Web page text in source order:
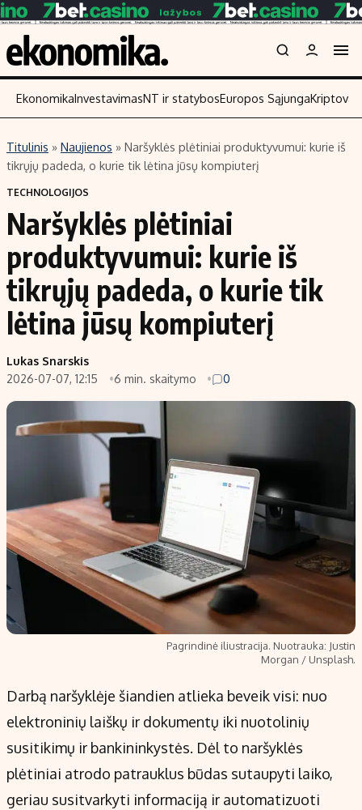
Turinys
Naujienos
Aplinka
Energetika
Ekonomika
Politika
NT ir statybos
Skaitykite
Įmonės
Žemės ūkis
Technologijos
Laisvalaikis
Investavimas
Kriptovaliutos
Infliacija
Migracija
Indėlių skaičiuoklė
Būsto finansai
Įdomios naujienos
Redakcija
Apie mus
Turinio žymėjimo taisyklės
Kontaktai
Regionų naujienos
Indėlių palūkanos
EkonomikaInvestavimasNT ir statybosEuropos Sąjunga
Titulinis » Naujienos » Naršyklės plėtiniai produktyvumui: kurie iš
tikrųjų padeda, o kurie tik lėtina jūsų kompiuterį
TECHNOLOGIJOS
Naršyklės plėtiniai
produktyvumui: kurie iš
tikrųjų padeda, o kurie tik
lėtina jūsų kompiuterį
Lukas Snarskis
2026-07-07, 12:15
6 min. skaitymo 0
Pagrindinė iliustracija. Nuotrauka: Justin
Morgan / Unsplash.
Darbą naršyklėje šiandien atlieka beveik visi: nuo
elektroninių laiškų ir dokumentų iki nuotolinių
susitikimų ir bankininkystės. Dėl to naršyklės
plėtiniai atrodo patrauklus būdas sutaupyti laiko,
geriau susitvarkyti informaciją ir automatizuoti